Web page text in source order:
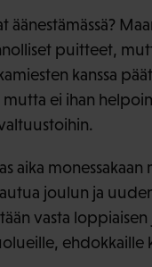
äänestämässä?
puitteet,
kanssa
ei ihan
aika monessakaan
joulun ja
vasta loppiaisen
ehdokkaille